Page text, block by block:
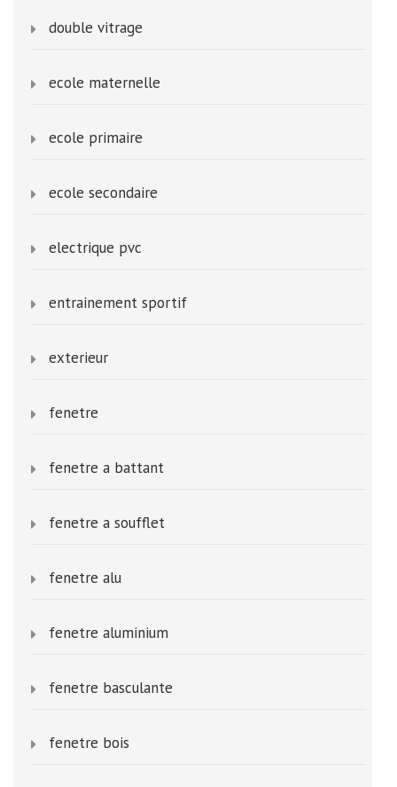
double vitrage
ecole maternelle
ecole primaire
ecole secondaire
electrique pvc
entrainement sportif
exterieur
fenetre
fenetre a battant
fenetre a soufflet
fenetre alu
fenetre aluminium
fenetre basculante
fenetre bois